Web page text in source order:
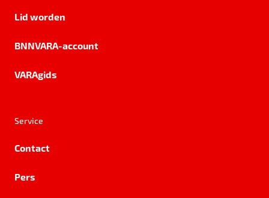
Lid worden
BNNVARA-account
VARAgids
Service
Contact
Pers